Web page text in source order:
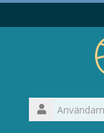
direkt
Användarnamn